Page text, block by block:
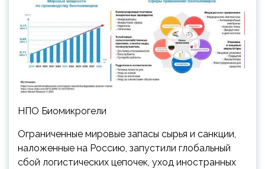
НПО Биомикрогели
Ограниченные мировые запасы сырья и санкции,
наложенные на Россию, запустили глобальный
сбой логистических цепочек, уход иностранных